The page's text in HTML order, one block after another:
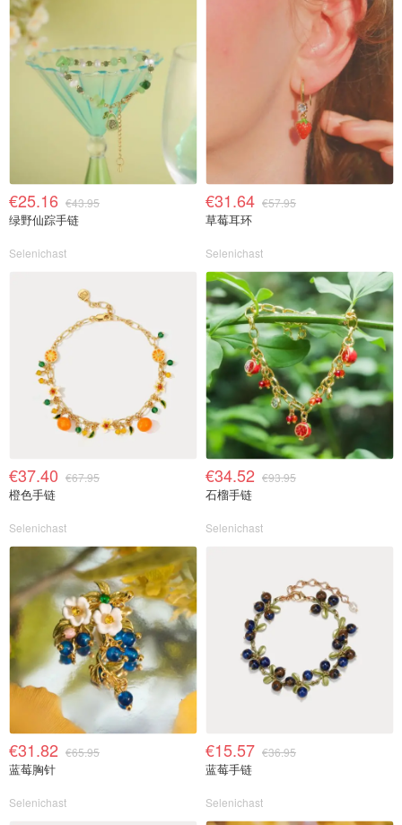
€25.16 €43.95
绿野仙踪手链
Selenichast
€31.64 €57.95
草莓耳环
Selenichast
€37.40 €67.95
橙色手链
Selenichast
€34.52 €93.95
石榴手链
Selenichast
€31.82 €65.95
蓝莓胸针
Selenichast
€15.57 €36.95
蓝莓手链
Selenichast